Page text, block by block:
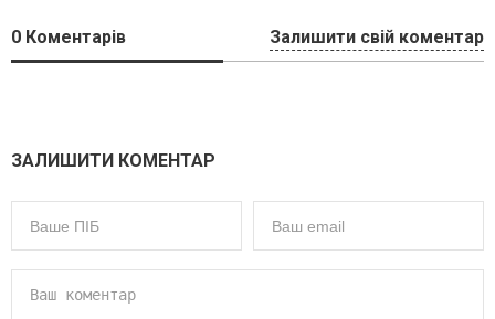
0 Коментарів Залишити свій коментар
ЗАЛИШИТИ КОМЕНТАР